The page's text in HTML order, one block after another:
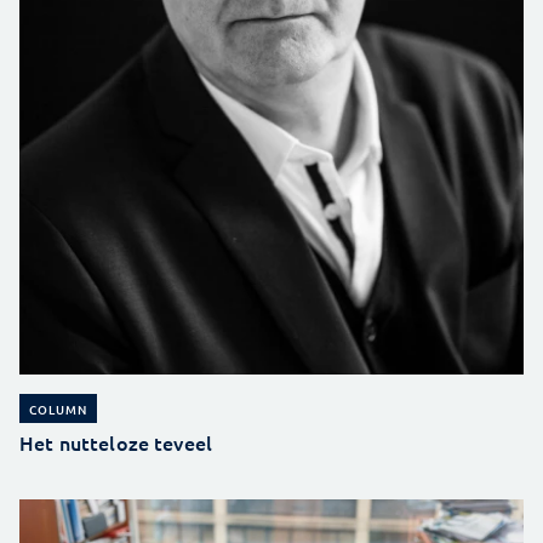
COLUMN
Het nutteloze teveel